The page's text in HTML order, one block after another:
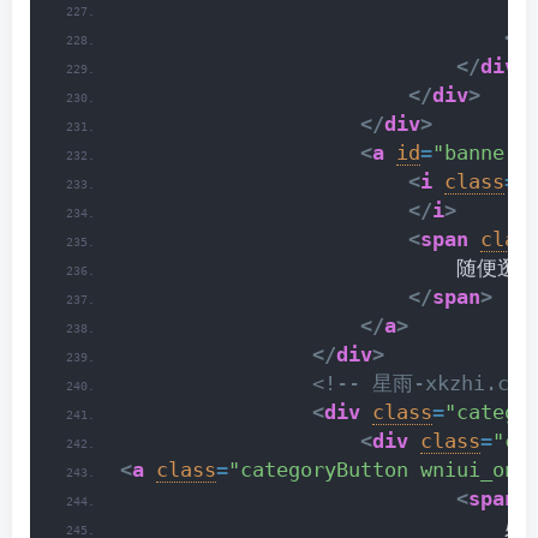
</
</div
</div>
</div>
<a id="banner-
<i class=
</i>
<span
                            随便逛逛
</span>
</a>
</div>
<!-- 星雨-xkzhi.cn
<div class=
<div class=
<a class="categoryButton
<span
必